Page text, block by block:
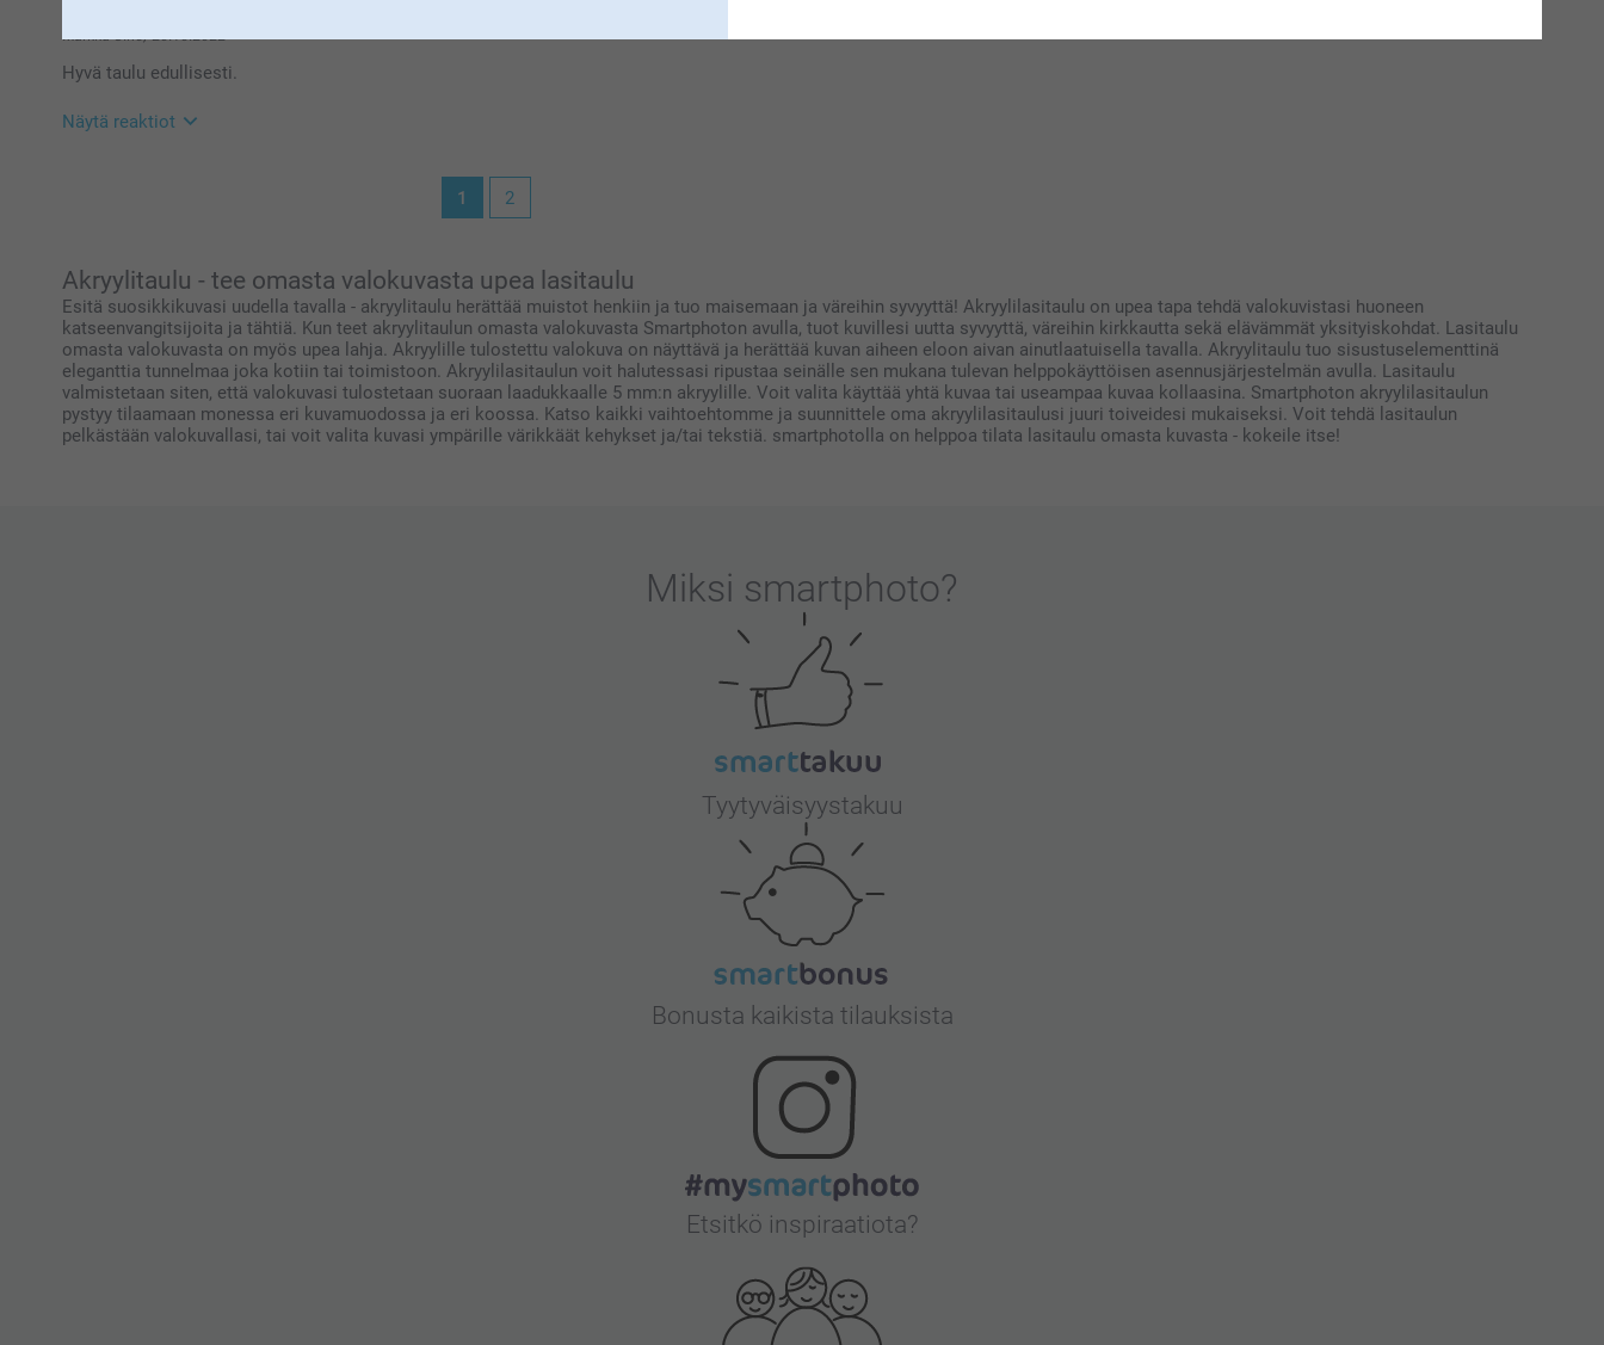
Toivottavasti näemme pian taas smartphoto.fi -osoitteessa.
Lämpimin kiitoksin,
Markku Uino, 20.10.2022
Hyvä taulu edullisesti.
Näytä reaktiot
kuvaa seinällä eikä vain näytöllä!
Toivottavasti näemme pian taas smartphoto.fi -osoitteessa.
Lämpimin kiitoksin,
Kaisa/Smartphoto
1 2
Akryylitaulu - tee omasta valokuvasta upea lasitaulu
Esitä suosikkikuvasi uudella tavalla - akryylitaulu herättää muistot henkiin ja tuo maisemaan ja väreihin syvyyttä! Akryylilasitaulu on upea tapa tehdä valokuvistasi huoneen
katseenvangitsijoita ja tähtiä. Kun teet akryylitaulun omasta valokuvasta Smartphoton avulla, tuot kuvillesi uutta syvyyttä, väreihin kirkkautta sekä elävämmät yksityiskohdat. Lasitaulu
omasta valokuvasta on myös upea lahja. Akryylille tulostettu valokuva on näyttävä ja herättää kuvan aiheen eloon aivan ainutlaatuisella tavalla. Akryylitaulu tuo sisustuselementtinä
eleganttia tunnelmaa joka kotiin tai toimistoon. Akryylilasitaulun voit halutessasi ripustaa seinälle sen mukana tulevan helppokäyttöisen asennusjärjestelmän avulla. Lasitaulu
valmistetaan siten, että valokuvasi tulostetaan suoraan laadukkaalle 5 mm:n akryylille. Voit valita käyttää yhtä kuvaa tai useampaa kuvaa kollaasina. Smartphoton akryylilasitaulun
pystyy tilaamaan monessa eri kuvamuodossa ja eri koossa. Katso kaikki vaihtoehtomme ja suunnittele oma akryylilasitaulusi juuri toiveidesi mukaiseksi. Voit tehdä lasitaulun
pelkästään valokuvallasi, tai voit valita kuvasi ympärille värikkäät kehykset ja/tai tekstiä. smartphotolla on helppoa tilata lasitaulu omasta kuvasta - kokeile itse!
Miksi smartphoto?
Tyytyväisyystakuu
Bonusta kaikista tilauksista
Etsitkö inspiraatiota?